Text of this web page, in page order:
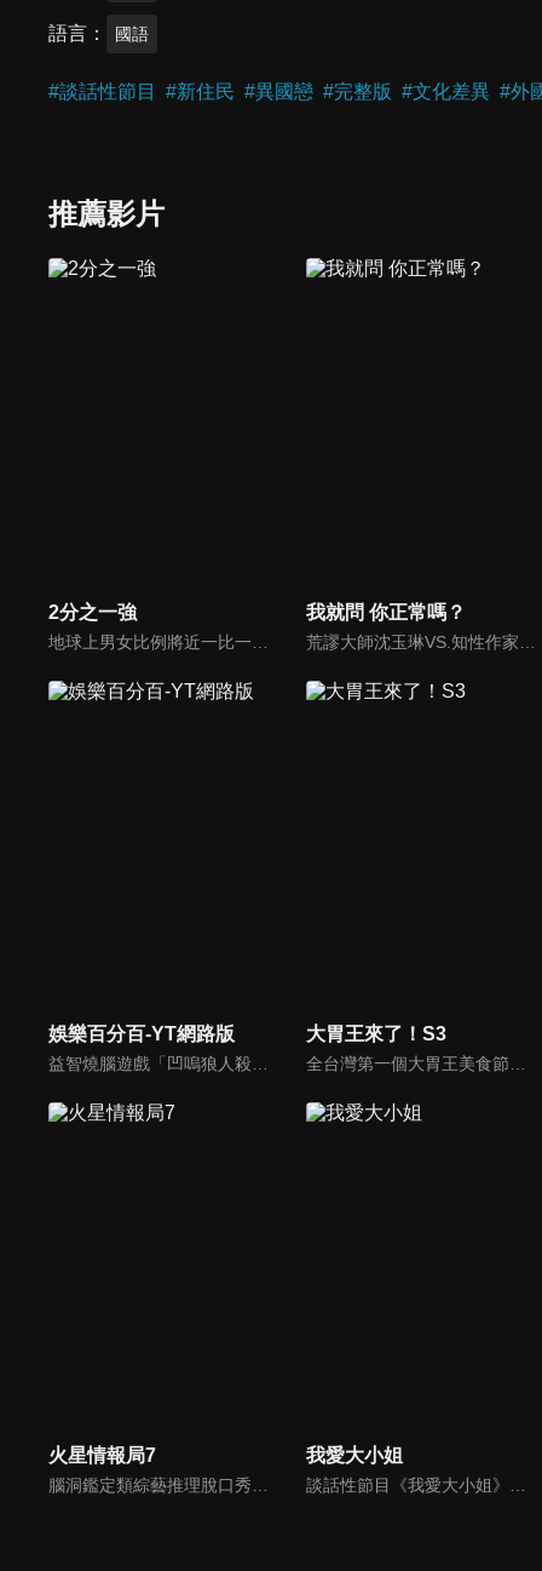
語言 國語
#談話性節目 #新住民 #異國戀 #完整版 #文化差異 #外
推薦影片
2分之一強 我就問 你正常嗎？
娛樂百分百-YT網路版 大胃王來了！S3
火星情報局7
腦洞鑑定類綜藝推理脫口秀，陣容為薛之謙、大張偉、楊迪、劉維、黃子弘凡、黃聖依、龐博等…節目圍繞著當下熱梗熱點、觀眾的興趣點、共鳴點展開故事；火星特工廣發英雄帖正面對撞，迎戰近年最出圈、最有趣、最敢說的廠牌大咖們。真金不怕火煉！一場席卷全網的廠牌巔峰之戰即將展開！
我愛大小姐
談話性節目《我愛大小姐》是由吳淡如、林慧萍主持的一檔談話性節目，講訴女人間的那些事。